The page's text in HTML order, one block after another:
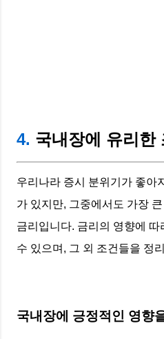
4. 국내장에 유리한
우리나라 증시 분위기가 좋아
가 있지만, 그중에서도 가장
금리입니다. 금리의 영향에
수 있으며, 그 외 조건들을 정
국내장에 긍정적인 영향